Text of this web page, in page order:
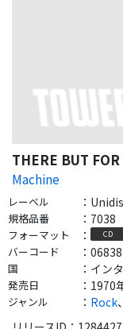
THERE BUT
Machine
レーベル ：
規格品番 ： 7038
フォーマット ： CD
バーコード ：
国 ： イン
発売日 ： 1970
ジャンル ： Rock、